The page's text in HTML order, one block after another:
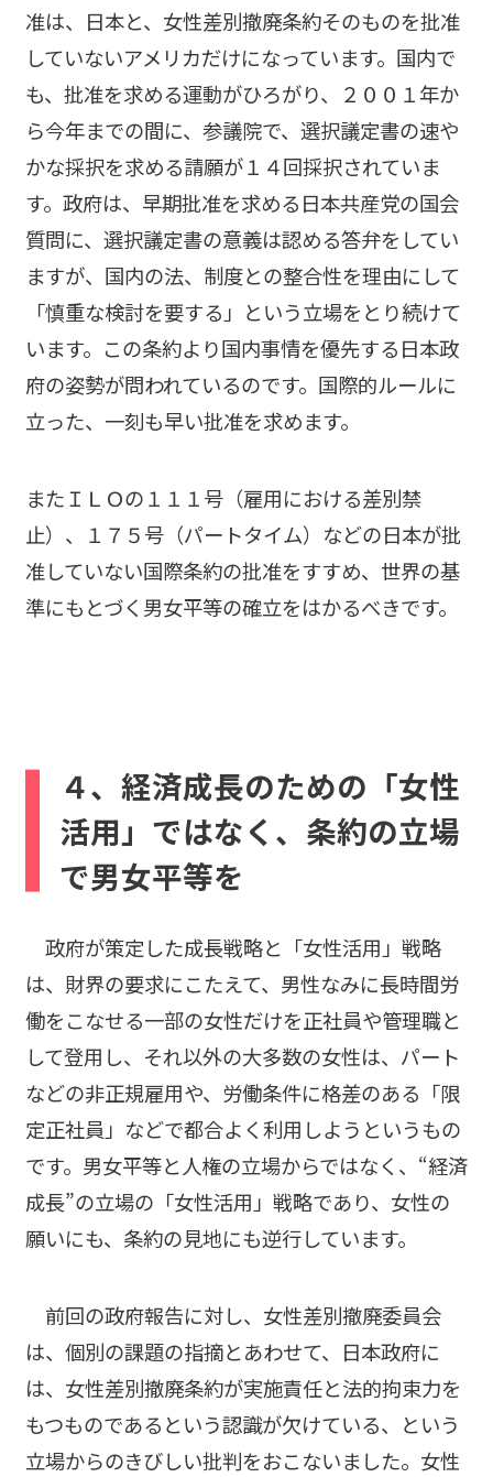
准は、日本と、女性差別撤廃条約そのものを批准
していないアメリカだけになっています。国内で
も、批准を求める運動がひろがり、２００１年か
ら今年までの間に、参議院で、選択議定書の速や
かな採択を求める請願が１４回採択されていま
す。政府は、早期批准を求める日本共産党の国会
質問に、選択議定書の意義は認める答弁をしてい
ますが、国内の法、制度との整合性を理由にして
「慎重な検討を要する」という立場をとり続けて
います。この条約より国内事情を優先する日本政
府の姿勢が問われているのです。国際的ルールに
立った、一刻も早い批准を求めます。
またＩＬＯの１１１号（雇用における差別禁
止）、１７５号（パートタイム）などの日本が批
准していない国際条約の批准をすすめ、世界の基
準にもとづく男女平等の確立をはかるべきです。
４、経済成長のための「女性
活用」ではなく、条約の立場
で男女平等を
政府が策定した成長戦略と「女性活用」戦略
は、財界の要求にこたえて、男性なみに長時間労
働をこなせる一部の女性だけを正社員や管理職と
して登用し、それ以外の大多数の女性は、パート
などの非正規雇用や、労働条件に格差のある「限
定正社員」などで都合よく利用しようというもの
です。男女平等と人権の立場からではなく、“経済
成長”の立場の「女性活用」戦略であり、女性の
願いにも、条約の見地にも逆行しています。
前回の政府報告に対し、女性差別撤廃委員会
は、個別の課題の指摘とあわせて、日本政府に
は、女性差別撤廃条約が実施責任と法的拘束力を
もつものであるという認識が欠けている、という
立場からのきびしい批判をおこないました。女性